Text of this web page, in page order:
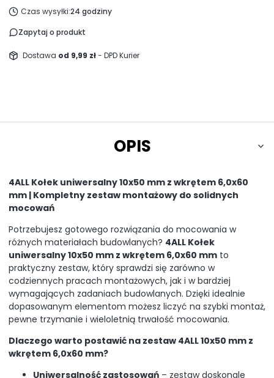
Czas wysyłki:24 godziny
Zapytaj o produkt
Dostawa od 9,99 zł- DPD Kurier
OPIS
4ALL Kołek uniwersalny 10x50 mm z wkrętem 6,0x60
mm | Kompletny zestaw montażowy do solidnych
mocowań
Potrzebujesz gotowego rozwiązania do mocowania w
różnych materiałach budowlanych? 4ALL Kołek
uniwersalny 10x50 mm z wkrętem 6,0x60 mm to
praktyczny zestaw, który sprawdzi się zarówno w
codziennych pracach montażowych, jak i w bardziej
wymagających zadaniach budowlanych. Dzięki idealnie
dopasowanym elementom możesz liczyć na szybki montaż,
pewne trzymanie i wieloletnią trwałość mocowania.
Dlaczego warto postawić na zestaw 4ALL 10x50 mm z
wkrętem 6,0x60 mm?
Uniwersalność zastosowań – zestaw doskonale